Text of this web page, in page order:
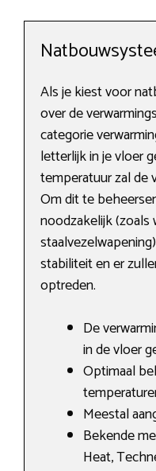
Als je kiest voor
over de
categorie
letterlijk in je vloer
temperatuur zal de
Om dit te
noodzakelijk
stabiliteit en er
optreden.
De
in de vloer
Optimaal
Meestal
Bekende
Heat,